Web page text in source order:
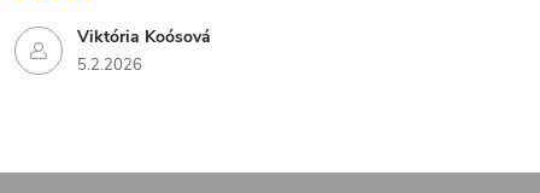
Viktória Koósová
5.2.2026